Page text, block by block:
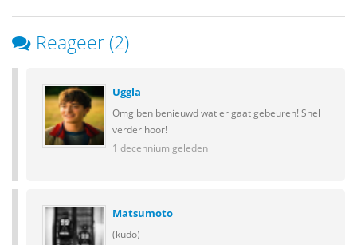
Reageer (2)
Uggla
Omg ben benieuwd wat er gaat gebeuren! Snel
verder hoor!
1 decennium geleden
Matsumoto
(kudo)